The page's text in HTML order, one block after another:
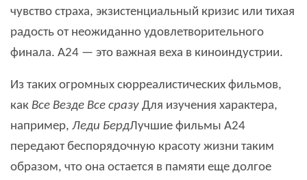
чувство страха, экзистенциальный кризис или тихая
радость от неожиданно удовлетворительного
финала. A24 — это важная веха в киноиндустрии.
Из таких огромных сюрреалистических фильмов,
как Все Везде Все сразу Для изучения характера,
например, Леди БердЛучшие фильмы A24
передают беспорядочную красоту жизни таким
образом, что она остается в памяти еще долгое